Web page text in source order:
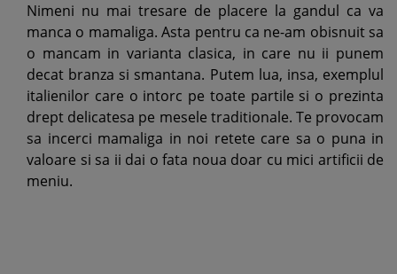
Nimeni nu mai tresare de placere la gandul ca va
manca o mamaliga. Asta pentru ca ne-am obisnuit sa
o mancam in varianta clasica, in care nu ii punem
decat branza si smantana. Putem lua, insa, exemplul
italienilor care o intorc pe toate partile si o prezinta
drept delicatesa pe mesele traditionale. Te provocam
sa incerci mamaliga in noi retete care sa o puna in
valoare si sa ii dai o fata noua doar cu mici artificii de
meniu.